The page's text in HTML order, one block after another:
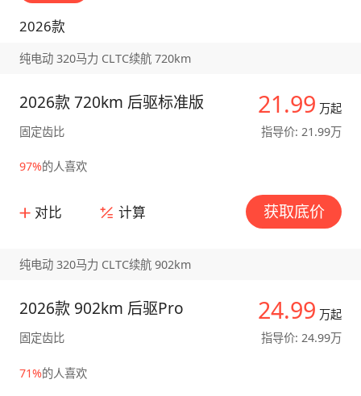
2026款
纯电动 320马力 CLTC续航 720km
21.99 万起
指导价: 21.99万
2026款 720km 后驱标准版
固定齿比
97%的人喜欢
对比 计算 获取底价
纯电动 320马力 CLTC续航 902km
24.99 万起
指导价: 24.99万
2026款 902km 后驱Pro
固定齿比
71%的人喜欢